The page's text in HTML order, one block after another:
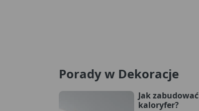
Porady w Dekoracje
Jak zabudować
kaloryfer?